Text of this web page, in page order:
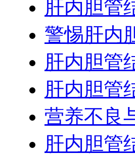
肝内胆管
警惕肝内
肝内胆管
肝内胆管
营养不良
肝内胆管